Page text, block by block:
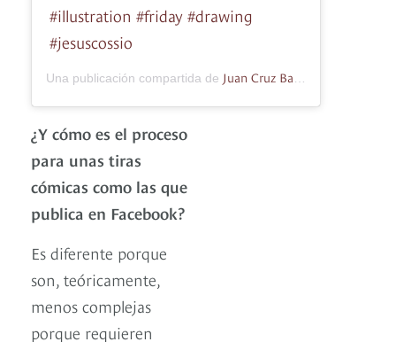
#illustration #friday #drawing
#jesuscossio
Una publicación compartida de Juan Cruz Bacaro T.
¿Y cómo es el proceso
para unas tiras
cómicas como las que
publica en Facebook?
Es diferente porque
son, teóricamente,
menos complejas
porque requieren